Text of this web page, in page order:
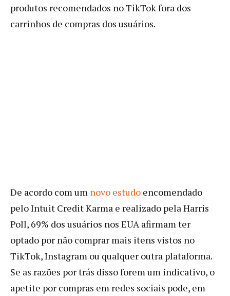
produtos recomendados no TikTok fora dos
carrinhos de compras dos usuários.
De acordo com um novo estudo encomendado
pelo Intuit Credit Karma e realizado pela Harris
Poll, 69% dos usuários nos EUA afirmam ter
optado por não comprar mais itens vistos no
TikTok, Instagram ou qualquer outra plataforma.
Se as razões por trás disso forem um indicativo, o
apetite por compras em redes sociais pode, em